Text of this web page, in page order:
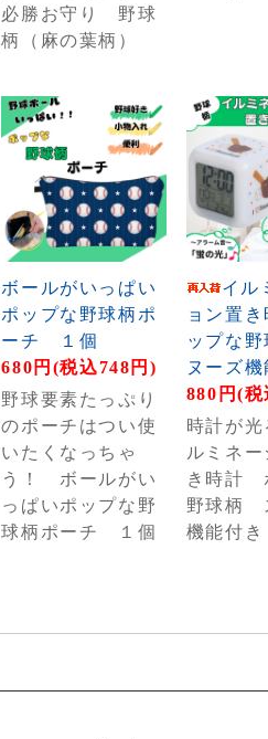
必勝お守り 野球
柄（麻の葉柄）
ボールがいっぱい
ポップな野球柄ポ
ーチ １個
680円(税込748円)
野球要素たっぷり
のポーチはつい使
いたくなっちゃ
う！ ボールがい
っぱいポップな野
球柄ポーチ １個
イル
ョン置
ップな
ヌーズ
880円(税
時計が
ルミネ
き時計
野球柄
機能付き